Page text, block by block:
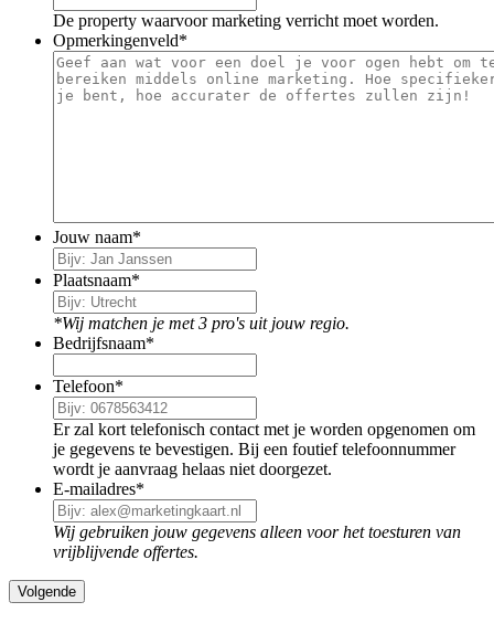
De property waarvoor marketing verricht moet worden.
Opmerkingenveld*
Jouw naam*
Plaatsnaam*
*Wij matchen je met 3 pro's uit jouw regio.
Bedrijfsnaam*
Telefoon*
Er zal kort telefonisch contact met je worden opgenomen om
je gegevens te bevestigen. Bij een foutief telefoonnummer
wordt je aanvraag helaas niet doorgezet.
E-mailadres*
Wij gebruiken jouw gegevens alleen voor het toesturen van
vrijblijvende offertes.